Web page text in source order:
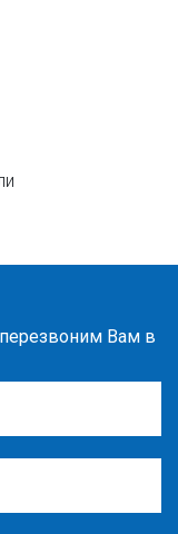
Вам в